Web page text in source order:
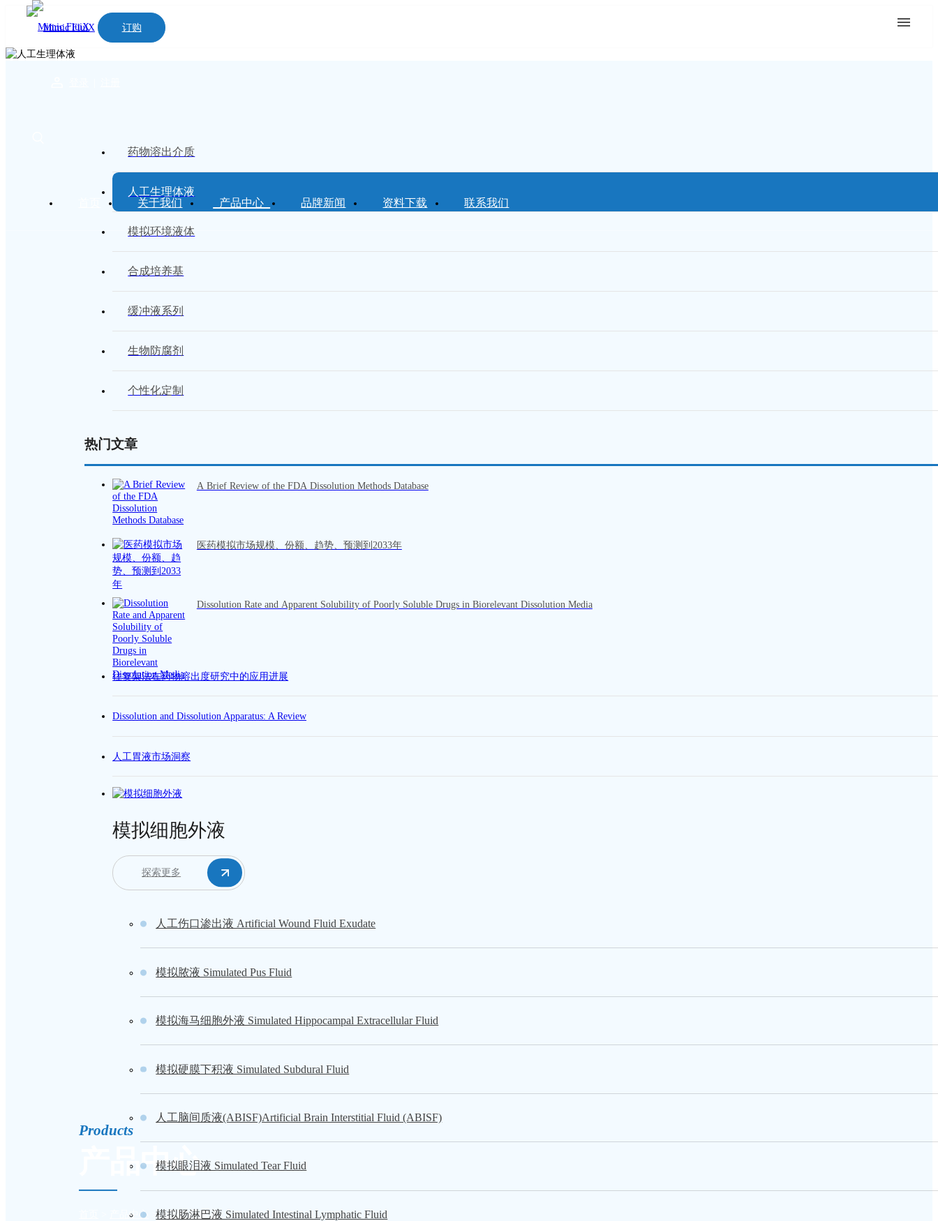
订购
关于我们 产品中心 品牌新闻 资料下载 联系我们
Products
产品中心
产品中心 >人工生理体液
药物溶出介质
人工生理体液
模拟环境液体
合成培养基
缓冲液系列
生物防腐剂
个性化定制
热门文章
A Brief Review of the FDA Dissolution Methods Database
医药模拟市场规模、份额、趋势、预测到2033年
Dissolution Rate and Apparent Solubility of Poorly Soluble Drugs in Biorelevant Dissolution Media
往复架法在药物溶出度研究中的应用进展
Dissolution and Dissolution Apparatus: A Review
人工胃液市场洞察
模拟细胞外液
探索更多
人工伤口渗出液 Artificial Wound Fluid Exudate
模拟脓液 Simulated Pus Fluid
模拟海马细胞外液 Simulated Hippocampal Extracellular Fluid
模拟硬膜下积液 Simulated Subdural Fluid
人工脑间质液(ABISF)Artificial Brain Interstitial Fluid (ABISF)
模拟眼泪液 Simulated Tear Fluid
模拟肠淋巴液 Simulated Intestinal Lymphatic Fluid